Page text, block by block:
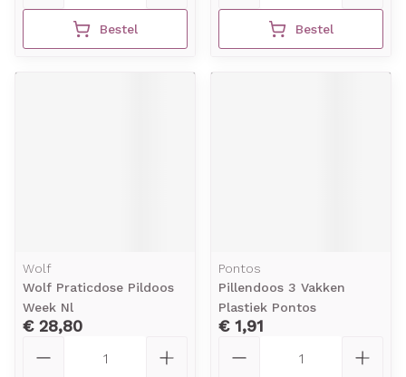
Bestel Bestel
Wolf
Wolf Praticdose Pildoos
Week Nl
€ 28,80
Pontos
Pillendoos 3 Vakken
Plastiek Pontos
€ 1,91